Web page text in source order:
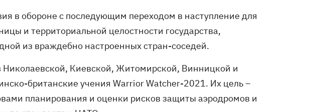
в обороне с последующим переходом в наступление для
и территориальной целостности государства,
из враждебно настроенных стран-соседей.
Николаевской, Киевской, Житомирской, Винницкой и
британские учения Warrior Watcher-2021. Их цель –
планирования и оценки рисков защиты аэродромов и